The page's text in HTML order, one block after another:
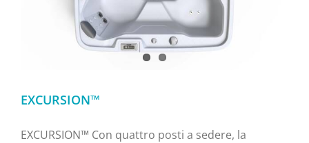
EXCURSION™
EXCURSION™ Con quattro posti a sedere, la